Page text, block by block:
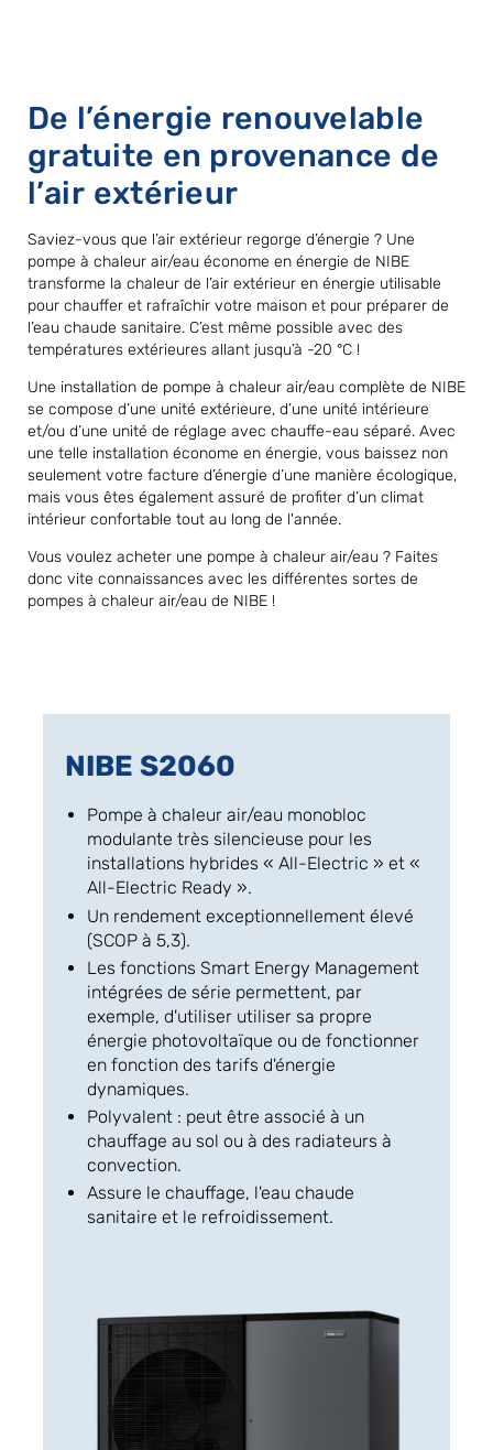
De l’énergie renouvelable
gratuite en provenance de
l’air extérieur
Saviez-vous que l’air extérieur regorge d’énergie ? Une
pompe à chaleur air/eau économe en énergie de NIBE
transforme la chaleur de l’air extérieur en énergie utilisable
pour chauffer et rafraîchir votre maison et pour préparer de
l’eau chaude sanitaire. C’est même possible avec des
températures extérieures allant jusqu’à -20 °C !
Une installation de pompe à chaleur air/eau complète de NIBE
se compose d’une unité extérieure, d’une unité intérieure
et/ou d’une unité de réglage avec chauffe-eau séparé. Avec
une telle installation économe en énergie, vous baissez non
seulement votre facture d’énergie d’une manière écologique,
mais vous êtes également assuré de profiter d’un climat
intérieur confortable tout au long de l'année.
Vous voulez acheter une pompe à chaleur air/eau ? Faites
donc vite connaissances avec les différentes sortes de
pompes à chaleur air/eau de NIBE !
NIBE S2060
Pompe à chaleur air/eau monobloc
modulante très silencieuse pour les
installations hybrides « All-Electric » et «
All-Electric Ready ».
Un rendement exceptionnellement élevé
(SCOP à 5,3).
Les fonctions Smart Energy Management
intégrées de série permettent, par
exemple, d'utiliser utiliser sa propre
énergie photovoltaïque ou de fonctionner
en fonction des tarifs d'énergie
dynamiques.
Polyvalent : peut être associé à un
chauffage au sol ou à des radiateurs à
convection.
Assure le chauffage, l'eau chaude
sanitaire et le refroidissement.